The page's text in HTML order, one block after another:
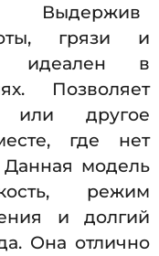
Выдержив
грязи и
, идеален в
Позволяет
или другое
где нет
Данная модель
режим
и долгий
Она отлично